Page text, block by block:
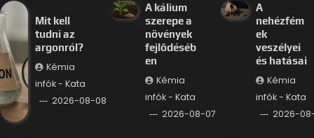
Mit kell
tudni az
argonról?
Kémia
infók - Kata
2026-08-08
A kálium
szerepe a
növények
fejlődéséb
en
Kémia
infók - Kata
2026-08-07
A
nehézfém
ek
veszélyei
és hatásai
Kémia
infók - Kata
2026-